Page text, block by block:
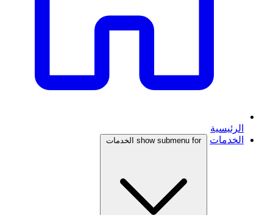
الرئيسية
الخدمات
show submenu for الخدمات